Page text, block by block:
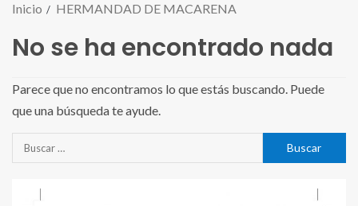
Inicio HERMANDAD DE MACARENA
No se ha encontrado nada
Parece que no encontramos lo que estás buscando. Puede
que una búsqueda te ayude.